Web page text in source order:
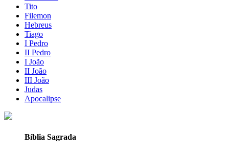
Tito
Filemon
Hebreus
Tiago
I Pedro
II Pedro
I João
II João
III João
Judas
Apocalipse
Bíblia Sagrada